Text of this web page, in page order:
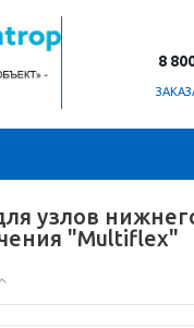
8
узлов
"Multiflex"